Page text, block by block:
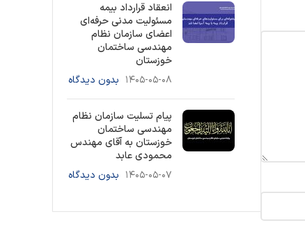
انعقاد قرارداد بیمه
مسئولیت مدنی حرفه‌ای
اعضای سازمان نظام
مهندسی ساختمان
خوزستان
۱۴۰۵-۰۵-۰۸ بدون دیدگاه
پیام تسلیت سازمان نظام
مهندسی ساختمان
خوزستان به آقای مهندس
محمودی عابد
۱۴۰۵-۰۵-۰۷ بدون دیدگاه